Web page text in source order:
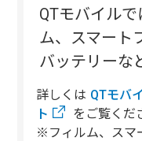
QTモバイル
ム、スマート
バッテリーな
詳しくは QTモバ
ト
をご覧くだ
※フィルム、スマ